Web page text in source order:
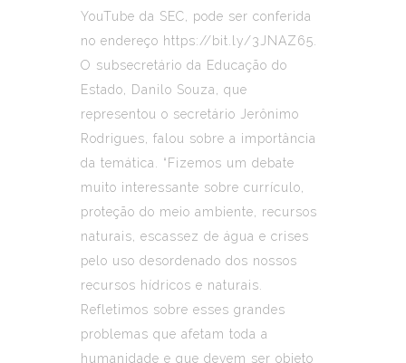
YouTube da SEC, pode ser conferida
no endereço https://bit.ly/3JNAZ65
O subsecretário da Educação do
Estado, Danilo Souza, que
representou o secretário Jerônimo
Rodrigues, falou sobre a importância
da temática. “Fizemos um debate
muito interessante sobre currículo,
proteção do meio ambiente, recursos
naturais, escassez de água e crises
pelo uso desordenado dos nossos
recursos hídricos e naturais.
Refletimos sobre esses grandes
problemas que afetam toda a
humanidade e que devem ser objeto